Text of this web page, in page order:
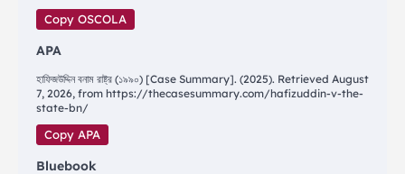
Copy OSCOLA
APA
হাফিজউদ্দিন বনাম রাষ্ট্র (১৯৯০) [Case Summary]. (2025). Retrieved August
7, 2026, from https://thecasesummary.com/hafizuddin-v-the-
state-bn/
Copy APA
Bluebook